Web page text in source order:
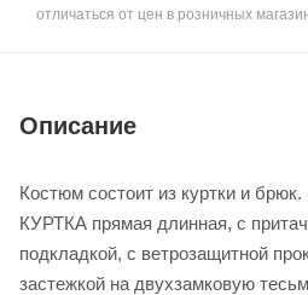
отличаться от цен в розничных
Описание
Костюм состоит из куртки и брюк.
КУРТКА прямая длинная, с
подкладкой, с ветрозащитной
застежкой на двухзамковую